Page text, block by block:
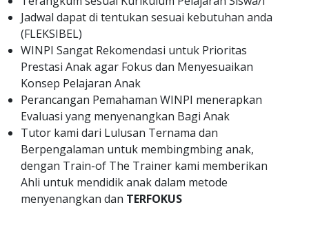
Jadwal dapat di tentukan sesuai kebutuhan anda
(FLEKSIBEL)
WINPI Sangat Rekomendasi untuk Prioritas
Prestasi Anak agar Fokus dan Menyesuaikan
Konsep Pelajaran Anak
Perancangan Pemahaman WINPI menerapkan
Evaluasi yang menyenangkan Bagi Anak
Tutor kami dari Lulusan Ternama dan
Berpengalaman untuk membingmbing anak,
dengan Train-of The Trainer kami memberikan
Ahli untuk mendidik anak dalam metode
menyenangkan dan TERFOKUS